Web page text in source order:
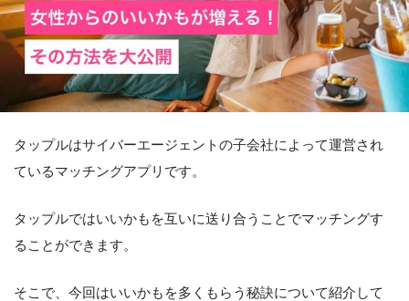
タップルはサイバーエージェントの子会社によって運営され
ているマッチングアプリです。
タップルではいいかもを互いに送り合うことでマッチングす
ることができます。
そこで、今回はいいかもを多くもらう秘訣について紹介して